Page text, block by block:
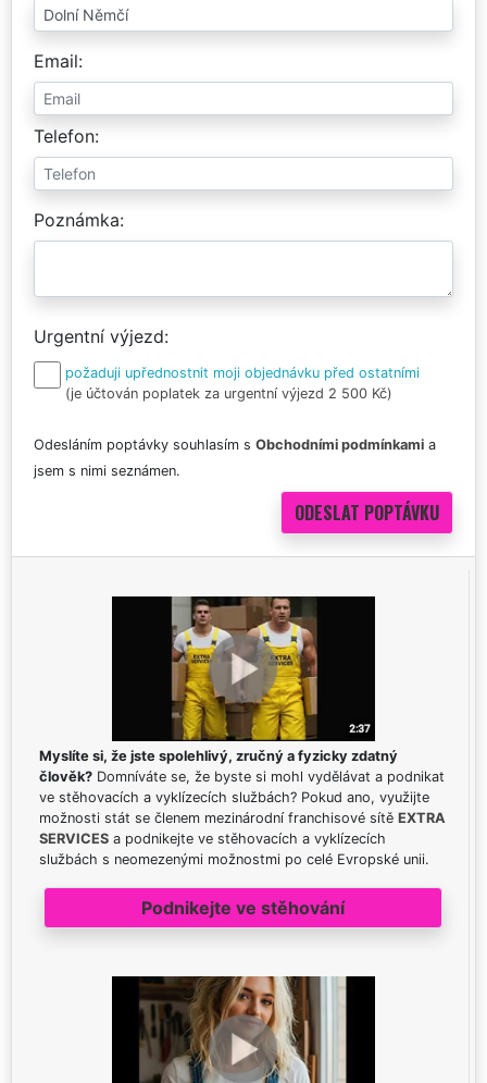
Email
Telefon
Poznámka
Urgentní výjezd
požaduji upřednostnit moji objednávku před ostatními
(je účtován poplatek za urgentní výjezd 2 500 Kč)
Odesláním poptávky souhlasím s Obchodními podmínkami a
jsem s nimi seznámen.
Myslíte si, že jste spolehlivý, zručný a fyzicky zdatný
člověk? Domníváte se, že byste si mohl vydělávat a podnikat
ve stěhovacích a vyklízecích službách? Pokud ano, využijte
možnosti stát se členem mezinárodní franchisové sítě EXTRA
SERVICES a podnikejte ve stěhovacích a vyklízecích
službách s neomezenými možnostmi po celé Evropské unii.
Podnikejte ve stěhování